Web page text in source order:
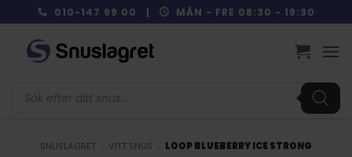
to
content
010-147 99 00 | MÅN - FRE 08:30 - 19:30
SNUSLAGRET VITT SNUS LOOP BLUEBERRY ICE STRONG